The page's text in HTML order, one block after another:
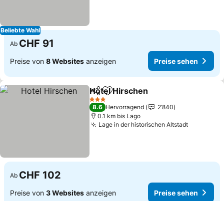
Beliebte Wahl
Ab CHF 91
Preise von 8 Websites anzeigen Preise sehen
TeilenZu Favoriten hinzufügen
Hotel Hirschen
3 Sterne
8.6 Hervorragend
2’840
0.1 km bis Lago
Lage in der historischen Altstadt
Ab CHF 102
Preise von 3 Websites anzeigen Preise sehen